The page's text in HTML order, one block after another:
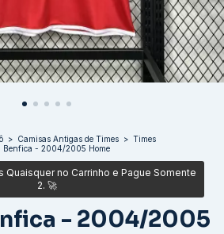
> Camisas Antigas de Times > Times
Benfica - 2004/2005 Home
- 2004/2005